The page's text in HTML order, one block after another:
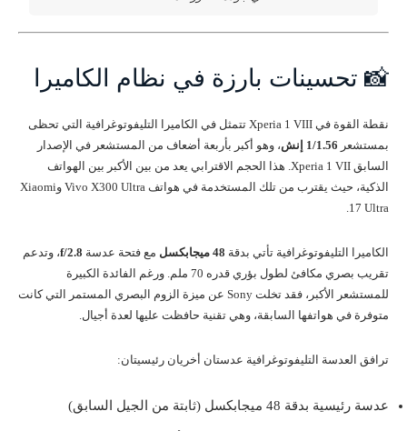
📸 تحسينات بارزة في نظام الكاميرا
نقطة القوة في Xperia 1 VIII تتمثل في الكاميرا التليفوتوغرافية التي تحظى
بمستشعر 1/1.56 إنش
، وهو أكبر بأربعة أضعاف من المستشعر في الإصدار
السابق Xperia 1 VII. هذا الحجم الاقترابي يعد من بين الأكبر بين الهواتف
الذكية، حيث يقترب من تلك المستخدمة في هواتف Vivo X300 Ultra وXiaomi
17 Ultra.
الكاميرا التليفوتوغرافية تأتي بدقة 48 ميجابكسل مع فتحة عدسة f/2.8، وتدعم
تقريب بصري مكافئ لطول بؤري قدره 70 ملم. ورغم الفائدة الكبيرة
للمستشعر الأكبر، فقد تخلت Sony عن ميزة الزوم البصري المستمر التي كانت
متوفرة في هواتفها السابقة، وهي تقنية حافظت عليها لعدة أجيال.
ترافق العدسة التليفوتوغرافية عدستان أخريان رئيسيتان:
عدسة رئيسية بدقة 48 ميجابكسل (ثابتة من الجيل السابق)